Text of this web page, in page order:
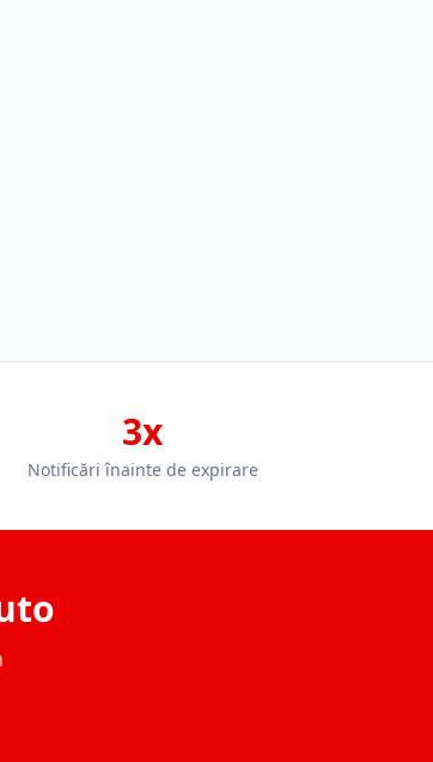
3x
Notificări înainte de expirare